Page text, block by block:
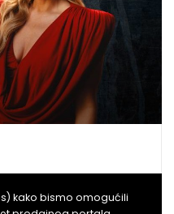
2026.
kako bismo omogućili